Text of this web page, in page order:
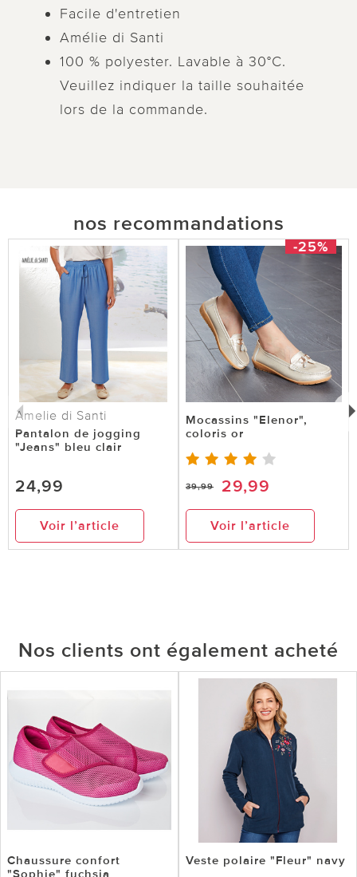
Facile d'entretien
Amélie di Santi
100 % polyester. Lavable à 30°C.
Veuillez indiquer la taille souhaitée
lors de la commande.
nos recommandations
Amelie di Santi
Pantalon de jogging
"Jeans" bleu clair
24,99
Voir l’article
-25%
Mocassins "Elenor",
coloris or
39,99 29,99
Voir l’article
Nos clients ont également acheté
Chaussure confort
"Sophie" fuchsia
Veste polaire "Fleur" navy